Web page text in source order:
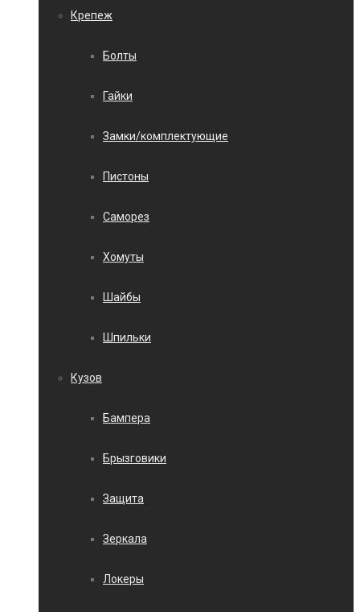
Крепеж
Болты
Гайки
Замки/комплектующие
Пистоны
Саморез
Хомуты
Шайбы
Шпильки
Кузов
Бампера
Брызговики
Защита
Зеркала
Локеры